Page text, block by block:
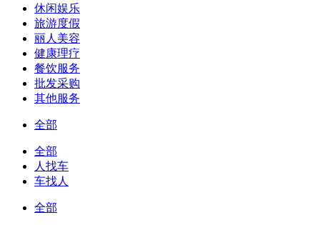
休闲娱乐
旅游度假
丽人美容
健康理疗
餐饮服务
批发采购
其他服务
全部
全部
人找车
车找人
全部